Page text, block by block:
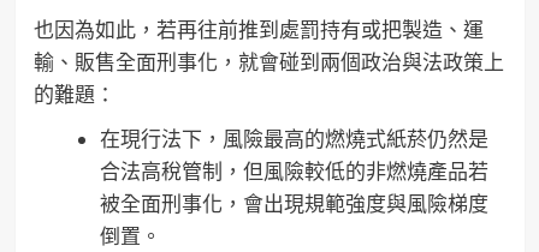
也因為如此，若再往前推到處罰持有或把製造、運
輸、販售全面刑事化，就會碰到兩個政治與法政策上
的難題：
在現行法下，風險最高的燃燒式紙菸仍然是
合法高稅管制，但風險較低的非燃燒產品若
被全面刑事化，會出現規範強度與風險梯度
倒置。